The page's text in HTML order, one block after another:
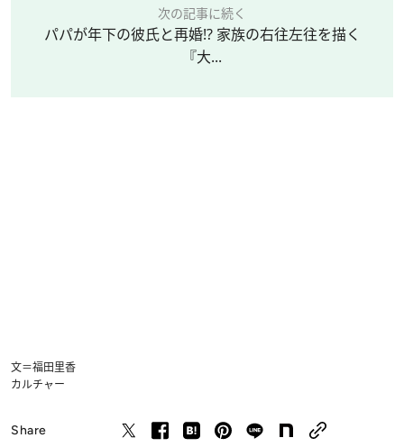
次の記事に続く
パパが年下の彼氏と再婚!? 家族の右往左往を描く
『大...
文＝福田里香
カルチャー
Share